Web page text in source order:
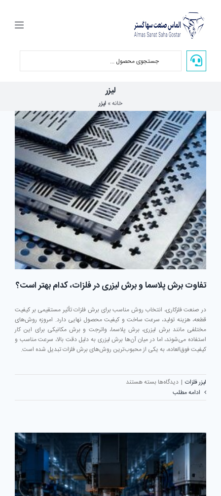
content
لیزر
خانه» لیزر
تفاوت برش پلاسما و برش لیزری در فلزات، کدام بهتر است؟
در صنعت فلزکاری، انتخاب روش مناسب برای برش فلزات تأثیر مستقیمی بر کیفیت
قطعه، هزینه تولید، سرعت ساخت و کیفیت محصول نهایی دارد. امروزه روش‌های
مختلفی مانند برش لیزری، برش پلاسما، واترجت و برش مکانیکی برای این کار
استفاده می‌شوند، اما در میان آن‌ها برش لیزری به دلیل دقت بالا، سرعت مناسب و
کیفیت فوق‌العاده، به یکی از محبوب‌ترین روش‌های برش فلزات تبدیل شده است.
لیزر فلزات | دیدگاه‌ها برای
برش
برش
در
فلزات،
کدام
بهتر
است؟
بسته هستند
ادامه مطلب